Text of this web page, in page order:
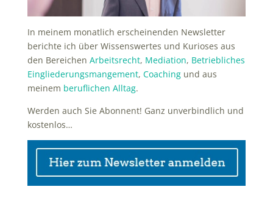
In meinem monatlich erscheinenden Newsletter
berichte ich über Wissenswertes und Kurioses aus
den Bereichen Arbeitsrecht, Mediation, Betriebliches
Eingliederungsmangement, Coachingund aus
meinem beruflichen Alltag.
Werden auch Sie Abonnent! Ganz unverbindlich und
kostenlos…